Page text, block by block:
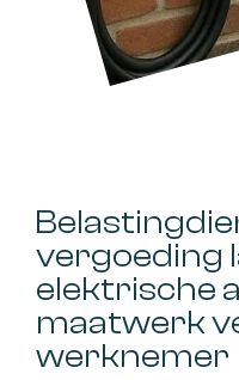
vergoeding
elektrische
maatwerk
werknemer